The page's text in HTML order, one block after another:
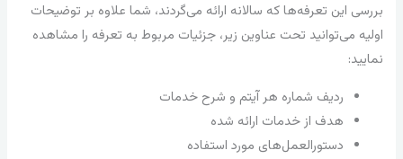
بررسی این تعرفه‌ها که سالانه ارائه می‌گردند، شما علاوه بر توضیحات
اولیه می‌توانید تحت عناوین زیر، جزئیات مربوط به تعرفه را مشاهده
نمایید:
ردیف شماره هر آیتم و شرح خدمات
هدف از خدمات ارائه شده
دستورالعمل‌های مورد استفاده